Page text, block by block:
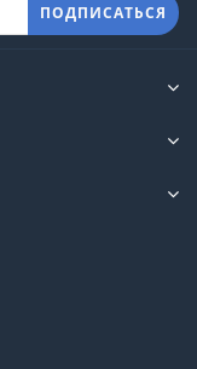
ПОДПИСАТЬСЯ